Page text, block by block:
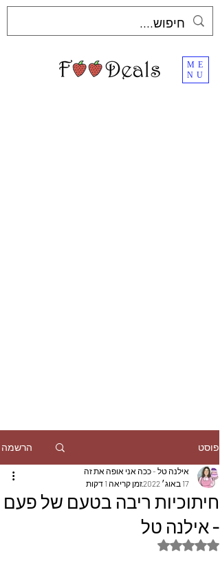
ME
NU
פוסט הרשמה
חיתוכיות ריבה בטעם של פעם
- אילנה טל
אילנה טל - ככה אני אופה את זה
17 באוג׳ 2022
זמן קריאה 1 דקות
דירוג של NaN מתוך 5 כוכבים